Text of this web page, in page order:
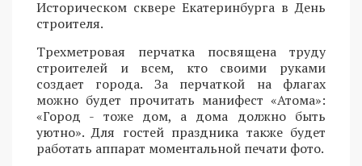
Историческом сквере Екатеринбурга в День
строителя.
Трехметровая перчатка посвящена труду
строителей и всем, кто своими руками
создает города. За перчаткой на флагах
можно будет прочитать манифест «Атома»:
«Город - тоже дом, а дома должно быть
уютно». Для гостей праздника также будет
работать аппарат моментальной печати фото.